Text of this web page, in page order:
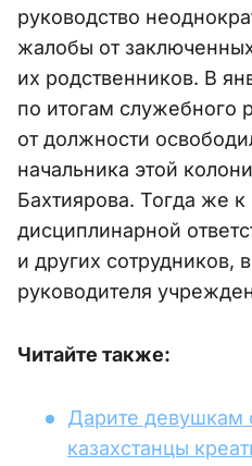
руководство
жалобы от
их родственников. В
по итогам служебного
от должности
начальника этой
Бахтиярова. Тогда же к
дисциплинарной
и других сотрудников,
руководителя
Читайте также:
Дарите девушкам
казахстанцы